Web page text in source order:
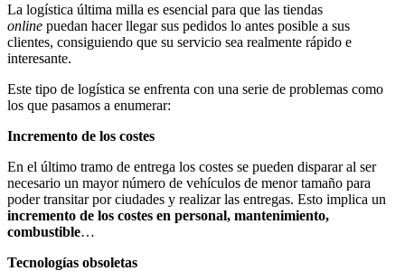
La logística última milla es esencial para que las tiendas
online puedan hacer llegar sus pedidos lo antes posible a sus
clientes, consiguiendo que su servicio sea realmente rápido e
interesante.
Este tipo de logística se enfrenta con una serie de problemas como
los que pasamos a enumerar:
Incremento de los costes
En el último tramo de entrega los costes se pueden disparar al ser
necesario un mayor número de vehículos de menor tamaño para
poder transitar por ciudades y realizar las entregas. Esto implica un
incremento de los costes en personal, mantenimiento,
combustible…
Tecnologías obsoletas